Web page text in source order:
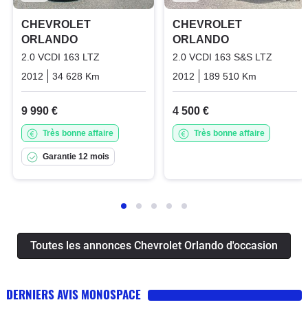
CHEVROLET
ORLANDO
2.0 VCDI 163 LTZ
2012
34 628 Km Diesel
9 990 €
Très bonne affaire
Garantie 12 mois
CHEVROLET
ORLANDO
2.0 VCDI 163 S&S LTZ
2012
189 510 Km
4 500 €
Très bonne affaire
Toutes les annonces Chevrolet Orlando d'occasion
DERNIERS AVIS MONOSPACE